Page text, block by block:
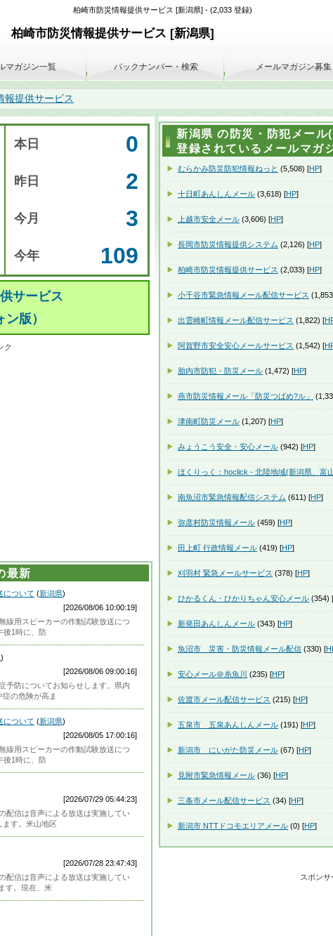
柏崎市防災情報提供サービス [新潟県] - (2,033 登録)
柏崎市防災情報提供サービス [新潟県]
報提供サービス
本日 0
昨日 2
今月 3
今年 109
サービス
ン版）
ク
最新
について (新潟県)
[2026/08/06 10:00:19]
線用スピーカーの作動試験放送につ
後1時に、防
)
[2026/08/06 09:00:16]
予防についてお知らせします。県内
の危険が高ま
について (新潟県)
[2026/08/05 17:00:16]
線用スピーカーの作動試験放送につ
後1時に、防
[2026/07/29 05:44:23]
配信は音声による放送は実施してい
す。米山地区
[2026/07/28 23:47:43]
配信は音声による放送は実施してい
す。現在、米
マガジン一覧 バックナンバー・検索 メールマガジン募集
新潟県 の防災・防犯メール
登録されているメールマガ
むらかみ防災防犯情報ねっと (5,508) [HP]
十日町あんしんメール (3,618) [HP]
上越市安全メール (3,606) [HP]
長岡市防災情報提供システム (2,126) [HP]
柏崎市防災情報提供サービス (2,033) [HP]
小千谷市緊急情報メール配信サービス
出雲崎町情報メール配信サービス (1,822) [
阿賀野市安全安心メールサービス (1,542) [
胎内市防犯・防災メール (1,472) [HP]
燕市防災情報メール「防災つばめ?ル」
津南町防災メール (1,207) [HP]
みょうこう安全・安心メール (942) [HP]
ほくりっく：hoclick - 北陸地域(新潟県、富
南魚沼市緊急情報配信システム (611) [HP]
弥彦村防災情報メール (459) [HP]
田上町 行政情報メール (419) [HP]
刈羽村 緊急メールサービス (378) [HP]
ひかるくん・ひかりちゃん安心メール (354) [
新発田あんしんメール (343) [HP]
魚沼市 災害・防災情報メール配信 (330) [
安心メール＠糸魚川 (235) [HP]
佐渡市メール配信サービス (215) [HP]
五泉市 五泉あんしんメール (191) [HP]
新潟市 にいがた防災メール (67) [HP]
見附市緊急情報メール (36) [HP]
三条市メール配信サービス (34) [HP]
新潟市 NTTドコモエリアメール (0) [HP]
スポンサ